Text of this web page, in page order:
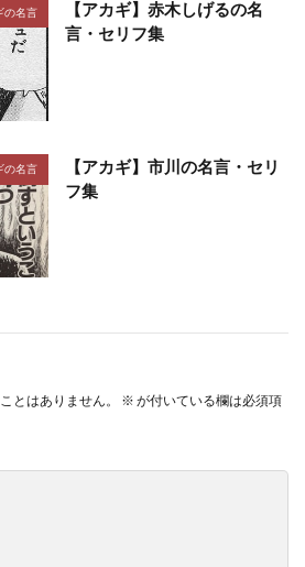
の名言
【アカギ】赤木しげるの名
言・セリフ集
の名言
【アカギ】市川の名言・セリ
フ集
とはありません。 ※ が付いている欄は必須項